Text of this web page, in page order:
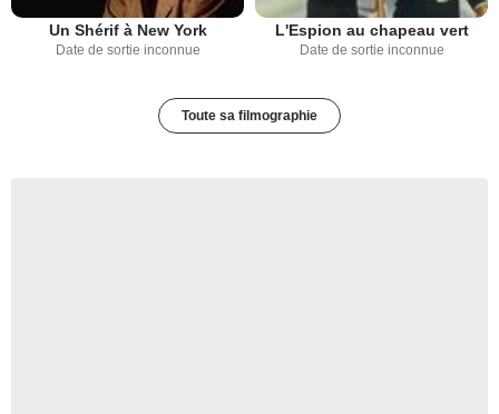
Un Shérif à New York
Date de sortie inconnue
L'Espion au chapeau vert
Date de sortie inconnue
Toute sa filmographie